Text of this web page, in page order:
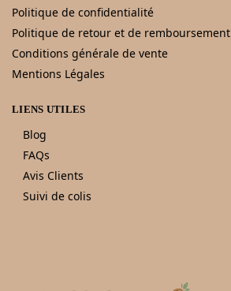
Politique de confidentialité
Politique de retour et de remboursement
Conditions générale de vente
Mentions Légales
LIENS UTILES
Blog
FAQs
Avis Clients
Suivi de colis